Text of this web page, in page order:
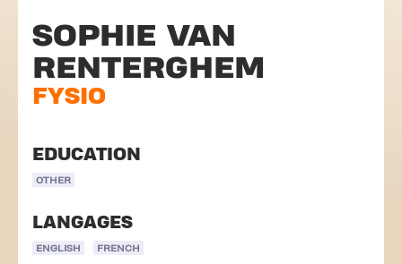
SOPHIE VAN
RENTERGHEM
FYSIO
EDUCATION
OTHER
LANGAGES
ENGLISH FRENCH